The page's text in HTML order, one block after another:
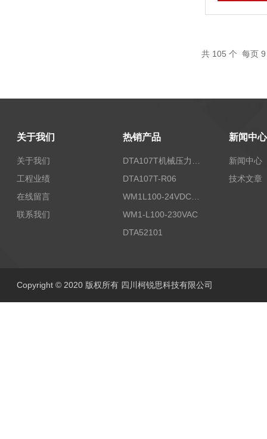
共 105 个 每页
关于我们
关于我们
工程业绩
在线留言
联系我们
热销产品
DTA107T-R06
WM1L100-24VDC/T5X
WM1-L100-230VAC
DTA52101
新闻中心
新闻中心
技术文章
Copyright © 2020 版权所有 四川柯锐思科技有限公司